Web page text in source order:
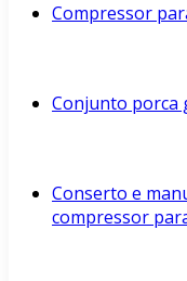
Compressor
Conjunto porca
Conserto e
compressor